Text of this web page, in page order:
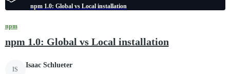
npm 1.0: Global vs Local installation
npm
npm 1.0: Global vs Local installation
IS
Isaac Schlueter